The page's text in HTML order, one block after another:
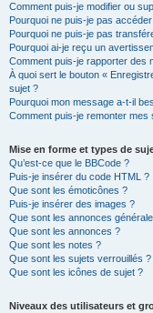
Comment puis-je modifier ou
Pourquoi ne puis-je pas
Pourquoi ne puis-je pas
Pourquoi ai-je reçu un
Comment puis-je rapporter des
À quoi sert le bouton «
sujet ?
Pourquoi mon message a-t-il
Comment puis-je remonter mes
Mise en forme et types de
Qu’est-ce que le BBCode ?
Puis-je insérer du code HTML ?
Que sont les émoticônes ?
Puis-je insérer des images ?
Que sont les annonces
Que sont les annonces ?
Que sont les notes ?
Que sont les sujets verrouillés ?
Que sont les icônes de sujet ?
Niveaux des utilisateurs et